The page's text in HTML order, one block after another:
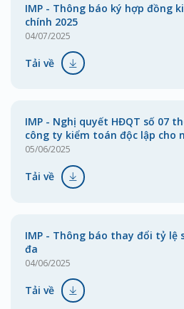
IMP - Thông báo ký hợp đồng
chính 2025
04/07/2025
Tải về
IMP - Nghị quyết HĐQT số 07
công ty kiểm toán độc lập cho
05/06/2025
Tải về
IMP - Thông báo thay đổi tỷ lệ
đa
04/06/2025
Tải về